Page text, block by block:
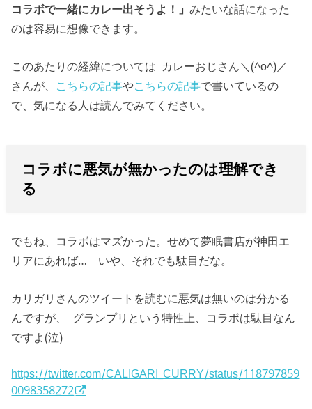
コラボで一緒にカレー出そうよ！」みたいな話になった
のは容易に想像できます。
このあたりの経緯については カレーおじさん＼(^o^)／
さんが、 こちらの記事やこちらの記事で書いているの
で、気になる人は読んでみてください。
コラボに悪気が無かったのは理解でき
る
でもね、コラボはマズかった。せめて夢眠書店が神田エ
リアにあれば… いや、それでも駄目だな。
カリガリさんのツイートを読むに悪気は無いのは分かる
んですが、 グランプリという特性上、コラボは駄目なん
ですよ(泣)
https://twitter.com/CALIGARI_CURRY/status/118797859
0098358272